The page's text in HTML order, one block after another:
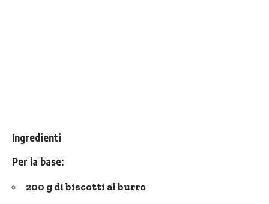
Ingredienti
Per la base:
200 g di biscotti al burro